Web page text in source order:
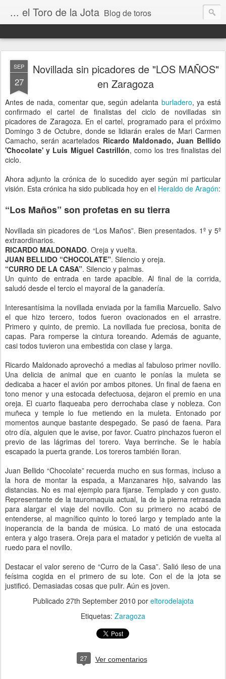
... el Toro de la Jota Blog de toros
SEP
27
Novillada sin picadores de "LOS MAÑOS"
en Zaragoza
Antes de nada, comentar que, según adelanta burladero, ya está
confirmado el cartel de finalistas del ciclo de novilladas sin
picadores de Zaragoza. En el cartel, programado para el próximo
Domingo 3 de Octubre, donde se lidiarán erales de Mari Carmen
Camacho, serán acartelados Ricardo Maldonado, Juan Bellido
'Chocolate' y Luis Miguel Castrillón, como los tres finalistas del
ciclo.
Ahora adjunto la crónica de lo sucedido ayer según mi particular
visión. Esta crónica ha sido publicada hoy en el Heraldo de Aragón:
“Los Maños” son profetas en su tierra
Novillada sin picadores de “Los Maños”. Bien presentados. 1º y 5º
extraordinarios.
RICARDO MALDONADO. Oreja y vuelta.
JUAN BELLIDO “CHOCOLATE”. Silencio y oreja.
“CURRO DE LA CASA”. Silencio y palmas.
Un quinto de entrada en tarde apacible. Al final de la corrida,
saludó desde el tercio el mayoral de la ganadería.
Interesantísima la novillada enviada por la familia Marcuello. Salvo
el que hizo tercero, todos fueron ovacionados en el arrastre.
Primero y quinto, de premio. La novillada fue preciosa, bonita de
capas. Para romperse la cintura toreando. Además de aguante,
casi todos tuvieron una embestida con clase y larga.
Ricardo Maldonado aprovechó a medias al fabuloso primer novillo.
Una delicia de animal que en cuanto le ponías la muleta se
dedicaba a hacer el avión por ambos pitones. Un final de faena en
tono menor y una estocada defectuosa, dejaron el premio en una
oreja. El cuarto flaqueaba pero derrochaba clase y nobleza. Con
muñeca y temple lo fue metiendo en la muleta. Entonado por
momentos aunque bastante despegado. Se pasó de faena. Para
otro día, alguien que le avise, por favor. Cuatro pinchazos fueron el
previo de las lágrimas del torero. Vaya berrinche. Se le había
escapado la puerta grande. Los toreros también lloran.
Juan Bellido “Chocolate” recuerda mucho en sus formas, incluso a
la hora de montar la espada, a Manzanares hijo, salvando las
distancias. No es mal ejemplo para fijarse. Templado y con gusto.
Representante de la tauromaquia actual, la de la pierna retrasada
para alargar el viaje del novillo. Con su primero no acabó de
entenderse, al magnífico quinto lo toreó largo y templado ante la
inoperancia de la banda de música. Lo mató de una estocada
entera y algo trasera. Oreja para el matador y petición de vuelta al
ruedo para el novillo.
Destacar el valor sereno de “Curro de la Casa”. Salió ileso de una
feísima cogida en el primero de su lote. Con el de la jota se
justificó. Demasiadas cosas que pulir. Aún es joven.
Publicado 27th September 2010 por eltorodelajota
Etiquetas: Zaragoza
27 Ver comentarios